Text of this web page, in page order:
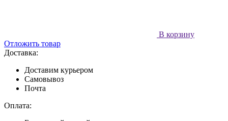
В корзину
Отложить товар
Доставка:
Доставим курьером
Самовывоз
Почта
Оплата: